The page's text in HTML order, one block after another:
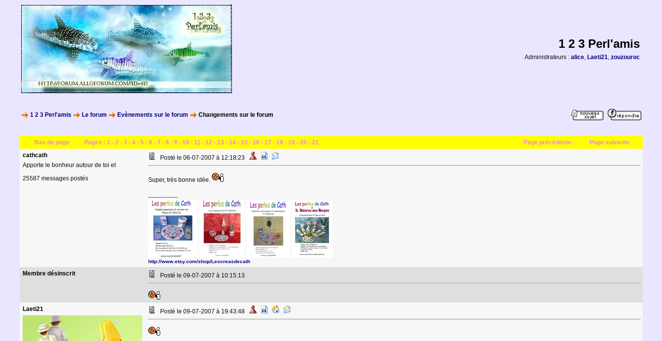
1 2 3 Perl'amis
Administrateurs : alice, Laeti21, zouzouroc
1 2 3 Perl'amis Le forum Evènements sur le forum Changements sur le forum
Bas de page Pages : 1- 2- 3- 4- 5- 6- 7- 8- 9- 10- 11- 12- 13- 14- 15- 16- 17- 18- 19- 20- 21 Page précédente
Page suivante
cathcath
Apporte le bonheur autour de toi et
25587 messages postés
Posté le 06-07-2007 à 12:18:23
Super, très bonne idée.
--------------------
http://www.etsy.com/shop/Lescreasdecath
Membre désinscrit Posté le 09-07-2007 à 10:15:13
Laeti21 Posté le 09-07-2007 à 19:43:48